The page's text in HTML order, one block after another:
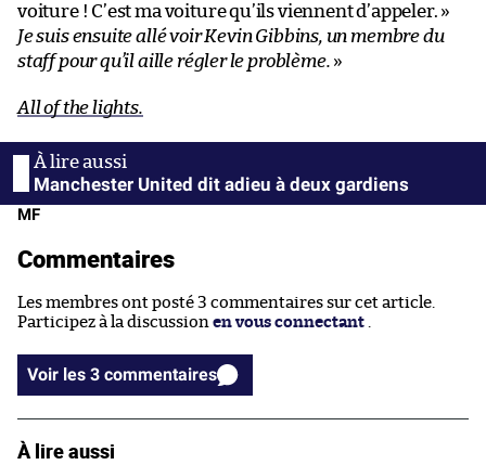
voiture ! C’est ma voiture qu’ils viennent d’appeler. »
Je suis ensuite allé voir Kevin Gibbins, un membre du
staff pour qu’il aille régler le problème. »
All of the lights.
Manchester United dit adieu à deux gardiens
MF
Commentaires
Les membres ont posté 3 commentaires sur cet article.
Participez à la discussion en vous connectant
Voir les 3 commentaires
À lire aussi